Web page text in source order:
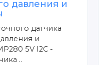
давления и
датчика
и
5V I2C -
..